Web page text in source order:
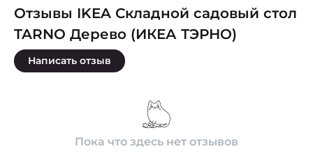
Отзывы IKEA Складной садовый стол
TARNO Дерево (ИКЕА ТЭРНО)
Написать отзыв
Пока что здесь нет отзывов